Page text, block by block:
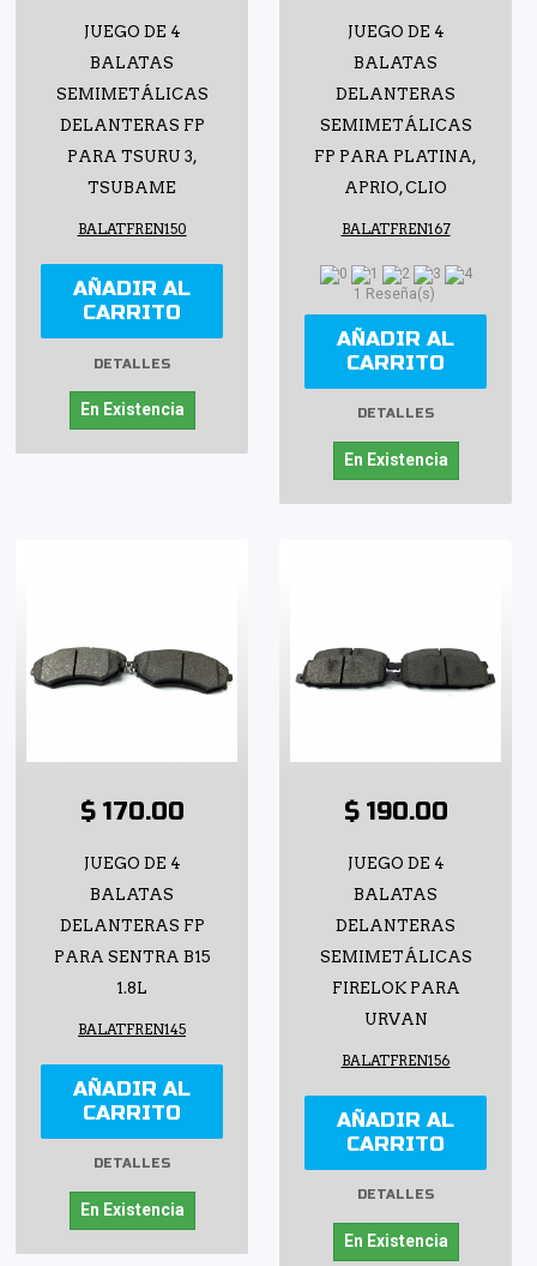
JUEGO DE 4
BALATAS
SEMIMETÁLICAS
DELANTERAS FP
PARA TSURU 3,
TSUBAME
BALATFREN150
AÑADIR AL
CARRITO
DETALLES
En Existencia
JUEGO DE 4
BALATAS
DELANTERAS
SEMIMETÁLICAS
FP PARA PLATINA,
APRIO, CLIO
BALATFREN167
1 Reseña(s)
AÑADIR AL
CARRITO
DETALLES
En Existencia
$ 170.00
JUEGO DE 4
BALATAS
DELANTERAS FP
PARA SENTRA B15
1.8L
BALATFREN145
AÑADIR AL
CARRITO
DETALLES
En Existencia
$ 190.00
JUEGO DE 4
BALATAS
DELANTERAS
SEMIMETÁLICAS
FIRELOK PARA
URVAN
BALATFREN156
AÑADIR AL
CARRITO
DETALLES
En Existencia